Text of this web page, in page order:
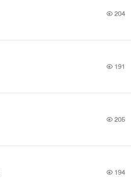
204
191
205
194